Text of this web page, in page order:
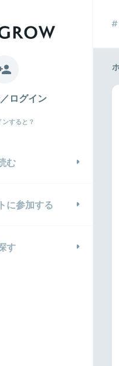
ログイン
ンすると？
む
に参加する
す